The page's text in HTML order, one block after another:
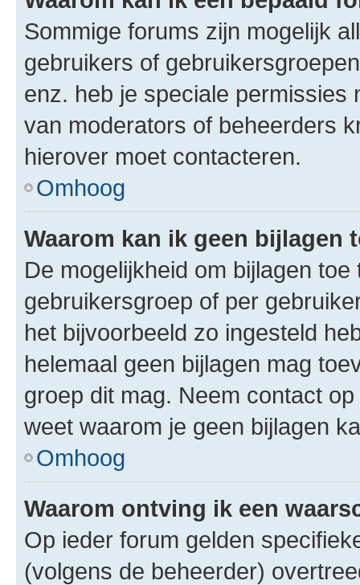
Sommige forums zijn mogelijk
gebruikers of
enz. heb je speciale permissies
van moderators of beheerders
hierover moet contacteren.
Omhoog
Waarom kan ik geen bijlagen
De mogelijkheid om bijlagen
gebruikersgroep of per
het bijvoorbeeld zo ingesteld
helemaal geen bijlagen mag
groep dit mag. Neem contact
weet waarom je geen bijlagen
Omhoog
Waarom ontving ik een
Op ieder forum gelden
(volgens de beheerder)